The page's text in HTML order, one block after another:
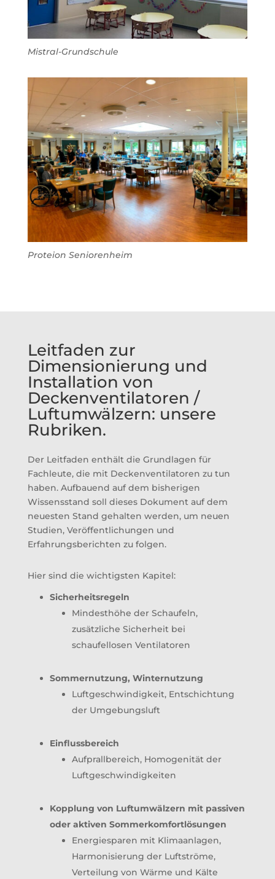
Mistral-Grundschule
Proteion Seniorenheim
Leitfaden zur
Dimensionierung und
Installation von
Deckenventilatoren /
Luftumwälzern: unsere
Rubriken.
Der Leitfaden enthält die Grundlagen für
Fachleute, die mit Deckenventilatoren zu tun
haben. Aufbauend auf dem bisherigen
Wissensstand soll dieses Dokument auf dem
neuesten Stand gehalten werden, um neuen
Studien, Veröffentlichungen und
Erfahrungsberichten zu folgen.
Hier sind die wichtigsten Kapitel:
Sicherheitsregeln
Mindesthöhe der Schaufeln,
zusätzliche Sicherheit bei
schaufellosen Ventilatoren
Sommernutzung, Winternutzung
Luftgeschwindigkeit, Entschichtung
der Umgebungsluft
Einflussbereich
Aufprallbereich, Homogenität der
Luftgeschwindigkeiten
Kopplung von Luftumwälzern mit passiven
oder aktiven Sommerkomfortlösungen
Energiesparen mit Klimaanlagen,
Harmonisierung der Luftströme,
Verteilung von Wärme und Kälte